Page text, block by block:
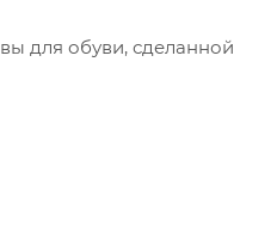
для обуви, сделанной